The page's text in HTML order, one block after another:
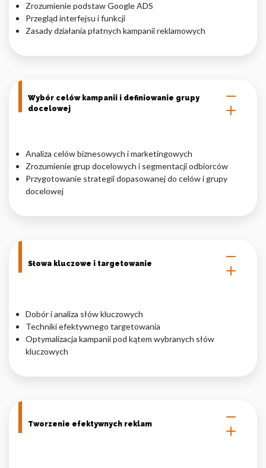
Zrozumienie podstaw Google ADS
Przegląd interfejsu i funkcji
Zasady działania płatnych kampanii reklamowych
Wybór celów kampanii i definiowanie grupy
docelowej
Analiza celów biznesowych i marketingowych
Zrozumienie grup docelowych i segmentacji odbiorców
Przygotowanie strategii dopasowanej do celów i grupy
docelowej
Słowa kluczowe i targetowanie
Dobór i analiza słów kluczowych
Techniki efektywnego targetowania
Optymalizacja kampanii pod kątem wybranych słów
kluczowych
Tworzenie efektywnych reklam
Nieklasyfikowane pliki cookie, to pliki, które są w procesie
klasyfikowania, wraz z dostawcami poszczególnych ciasteczek.